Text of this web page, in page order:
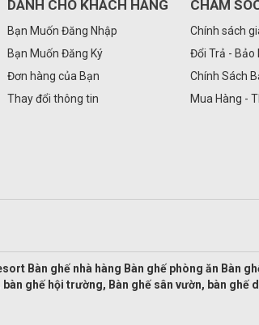
DÀNH CHO KHÁCH HÀNG
Bạn Muốn Đăng Nhập
Bạn Muốn Đăng Ký
Đơn hàng của Bạn
Thay đổi thông tin
CHĂM
Chính sách
Đổi Trả - Bảo
Chính Sách
Mua Hàng -
Bàn ghế nhà hàng Bàn ghế phòng ăn Bàn
ghế hội trường, Bàn ghế sân vườn, bàn ghế